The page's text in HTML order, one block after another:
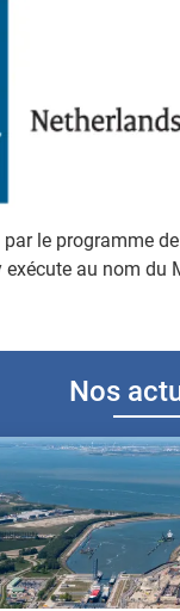
le programme
au nom du
Nos